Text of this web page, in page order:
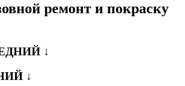
ремонт и покраску
↓
↓